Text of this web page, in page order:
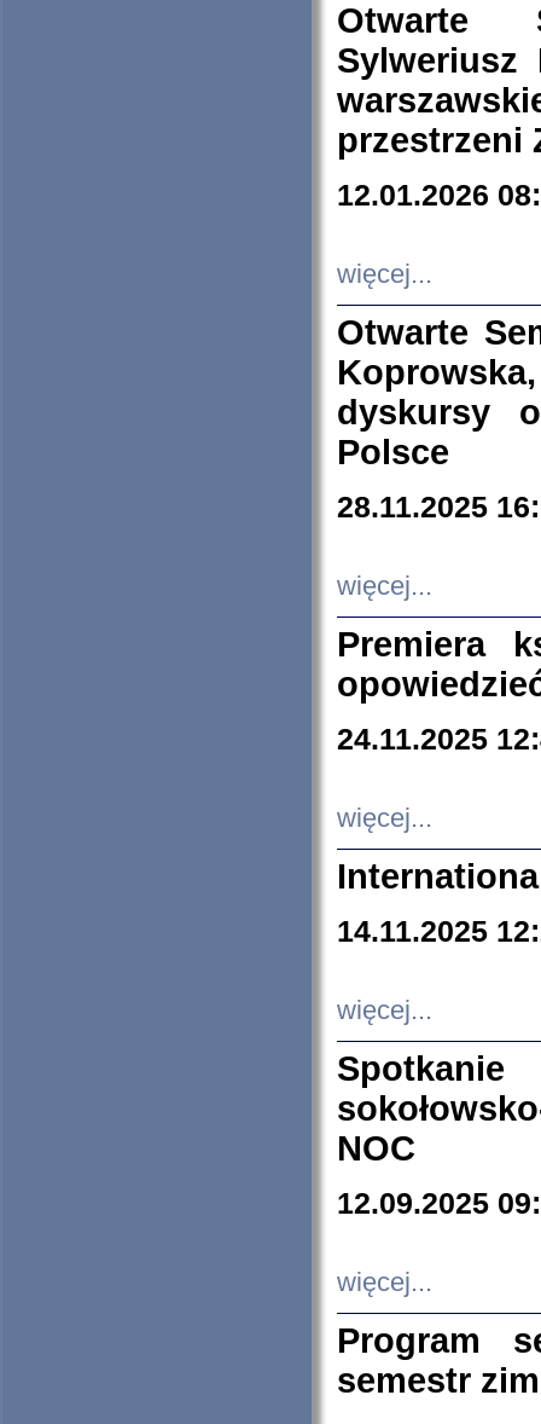
Otwarte
Sylweriusz
przestrzeni
12.01.2026
więcej...
Otwarte
dyskursy
Polsce
28.11.2025
więcej...
Premiera
24.11.2025
więcej...
14.11.2025
więcej...
NOC
12.09.2025
więcej...
Program
semestr